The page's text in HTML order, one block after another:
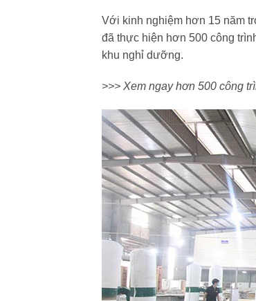
Với kinh nghiệm hơn 15 năm
đã thực hiện hơn 500 công
khu nghỉ dưỡng.
>>> Xem ngay hơn 500 công